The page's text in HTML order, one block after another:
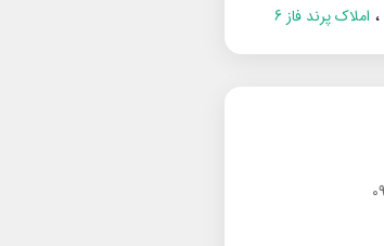
املاک پرند فاز 6